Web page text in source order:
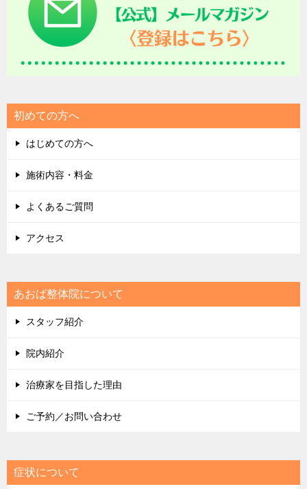
初めての方へ
はじめての方へ
施術内容・料金
よくあるご質問
アクセス
あおば整体院について
スタッフ紹介
院内紹介
治療家を目指した理由
ご予約／お問い合わせ
症状について